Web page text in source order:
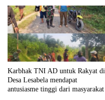
Karbhak TNI AD untuk Rakyat di
Desa Lesabela mendapat
antusiasme tinggi dari masyarakat